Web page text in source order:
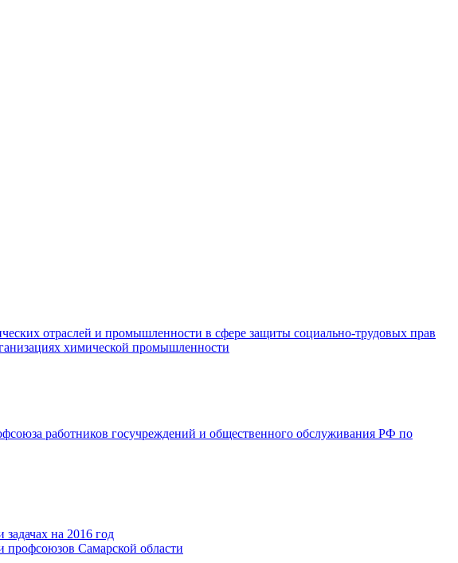
отраслей и промышленности в сфере защиты социально-трудовых прав
химической промышленности
работников госучреждений и общественного обслуживания РФ по
на 2016 год
профсоюзов Самарской области